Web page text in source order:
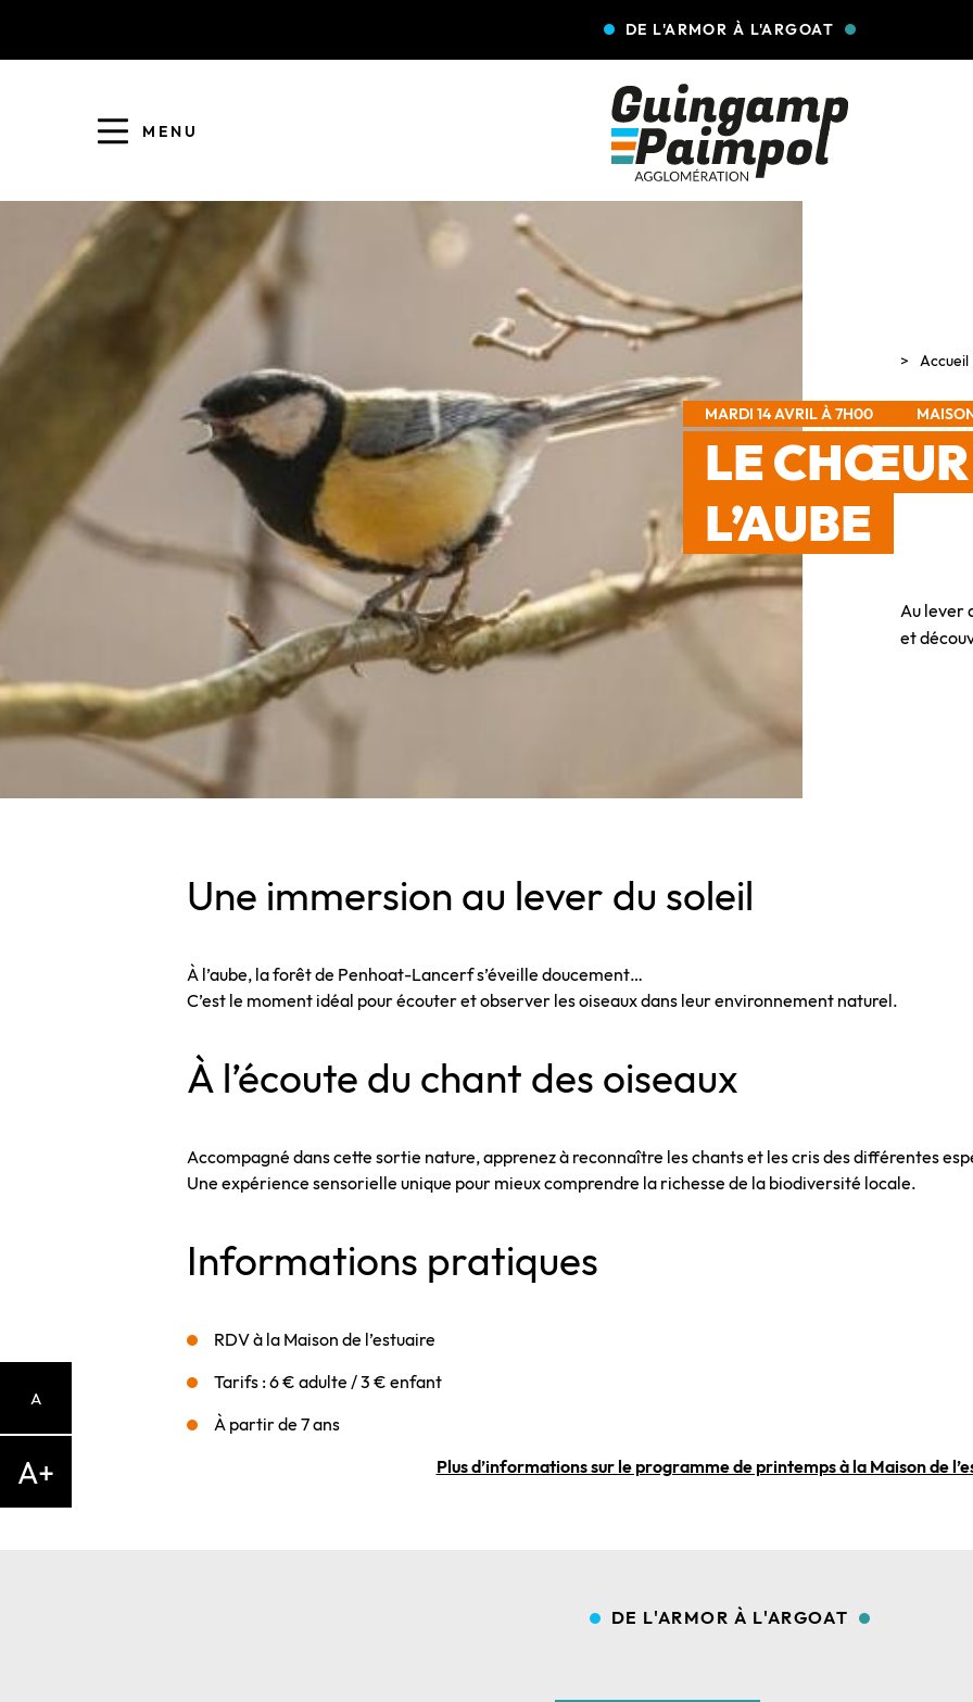
DE L'ARMOR À L'ARGOAT
MENU
ASSOCIATIONS PISCINES
Accueil
MARDI 14 AVRIL À 7H00
LE
L’AUBE
Au lever
et
A
A+
Une immersion au lever du soleil
À l’aube, la forêt de Penhoat-Lancerf s’éveille doucement…
C’est le moment idéal pour écouter et observer les oiseaux dans leur environnement naturel.
À l’écoute du chant des oiseaux
Accompagné dans cette sortie nature, apprenez à reconnaître les chants et les cris des différentes
Une expérience sensorielle unique pour mieux comprendre la richesse de la biodiversité locale.
Informations pratiques
RDV à la Maison de l’estuaire
Tarifs : 6 € adulte / 3 € enfant
À partir de 7 ans
Plus d’informations sur le programme de printemps à la Maison de
DE L'ARMOR À L'ARGOAT